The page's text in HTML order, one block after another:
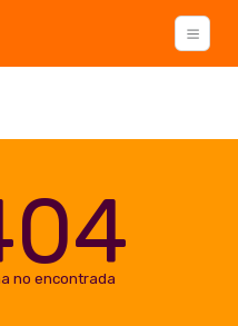
no encontrada